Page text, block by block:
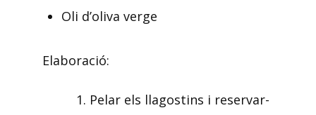
Oli d’oliva verge
Elaboració:
Pelar els llagostins i reservar-